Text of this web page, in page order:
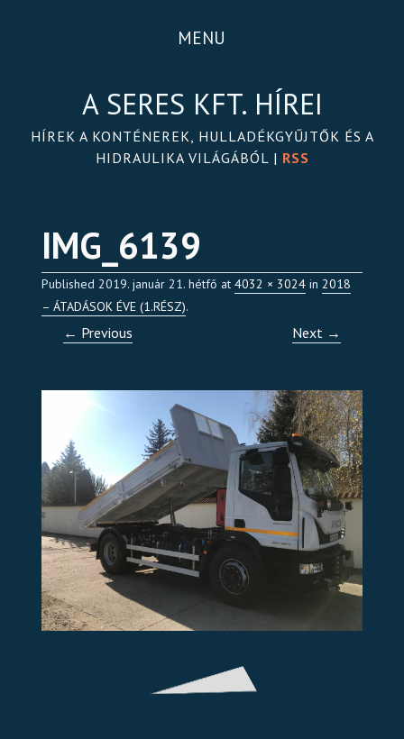
MENU
A SERES KFT. HÍREI
HÍREK A KONTÉNEREK, HULLADÉKGYŰJTŐK ÉS A
HIDRAULIKA VILÁGÁBÓL | RSS
IMG_6139
Published2019. január 21. hétfő at4032 × 3024 in2018
– ÁTADÁSOK ÉVE (1.RÉSZ).
← Previous Next →